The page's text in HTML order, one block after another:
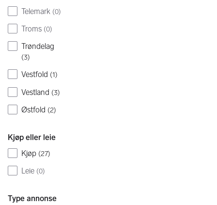
Telemark (0)
Troms (0)
Trøndelag
(3)
Vestfold (1)
Vestland (3)
Østfold (2)
Kjøp eller leie
Kjøp (27)
Leie (0)
Type annonse